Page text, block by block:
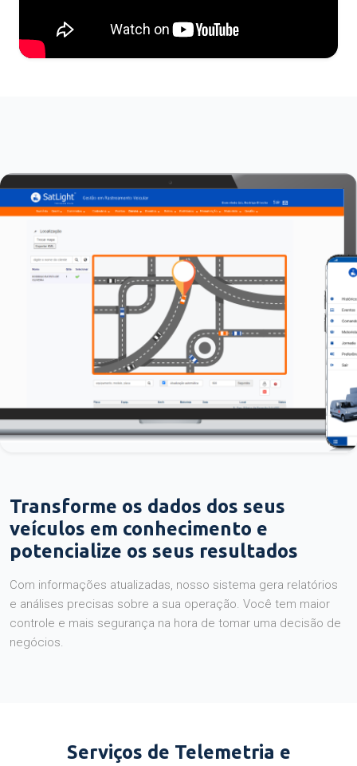
Transforme os dados dos seus
veículos em conhecimento e
potencialize os seus resultados
Com informações atualizadas, nosso sistema gera relatórios
e análises precisas sobre a sua operação. Você tem maior
controle e mais segurança na hora de tomar uma decisão de
negócios.
Serviços de Telemetria e